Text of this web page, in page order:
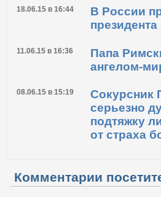
18.06.15 в 16:44
В России
президента
11.06.15 в 16:36
Папа
ангелом-
08.06.15 в 15:19
Сокурсник
серьезно
подтяжку
от страха
Комментарии